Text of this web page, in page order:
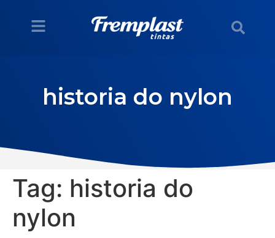
historia do nylon
Tag: historia do
nylon